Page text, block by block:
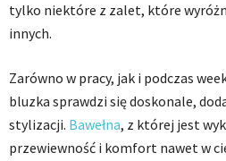
tylko niektóre z zalet, które
innych.
Zarówno w pracy, jak i podczas
bluzka sprawdzi się doskonale,
stylizacji. Bawełna, z której jest
przewiewność i komfort nawet w